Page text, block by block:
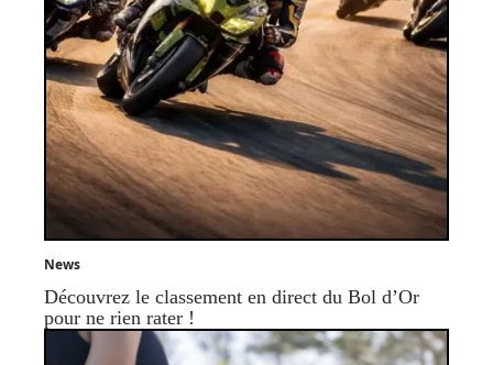
News
Découvrez le classement en direct du Bol d’Or
pour ne rien rater !